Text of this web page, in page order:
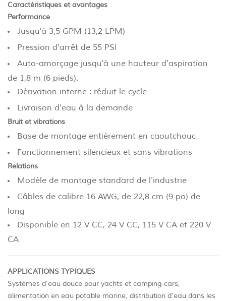
Caractéristiques et avantages
Performance
Jusqu'à 3,5 GPM (13,2 LPM)
Pression d'arrêt de 55 PSI
Auto-amorçage jusqu'à une hauteur d'aspiration
de 1,8 m (6 pieds).
Dérivation interne : réduit le cycle
Livraison d'eau à la demande
Bruit et vibrations
Base de montage entièrement en caoutchouc
Fonctionnement silencieux et sans vibrations
Relations
Modèle de montage standard de l'industrie
Câbles de calibre 16 AWG, de 22,8 cm (9 po) de
long
Disponible en 12 V CC, 24 V CC, 115 V CA et 220 V
CA
APPLICATIONS TYPIQUES
Systèmes d'eau douce pour yachts et camping-cars,
alimentation en eau potable marine, distribution d'eau dans les